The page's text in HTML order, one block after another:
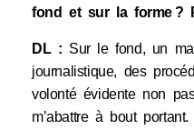
fond et sur la forme ?
DL : Sur le fond, un
journalistique, des
volonté évidente non
m’abattre à bout